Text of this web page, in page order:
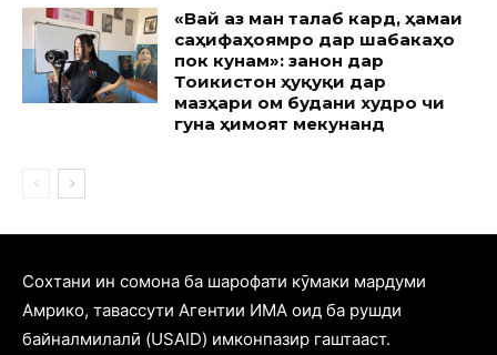
«Вай аз ман талаб кард, ҳамаи
саҳифаҳоямро дар шабакаҳо
пок кунам»: занон дар
Тоҷикистон ҳуқуқи дар
мазҳари ом будани худро чи
гуна ҳимоят мекунанд
Cохтани ин сомона ба шарофати кӯмаки мардуми
Амрико, тавассути Агентии ИМА оид ба рушди
байналмилалӣ (USAID) имконпазир гаштааст.